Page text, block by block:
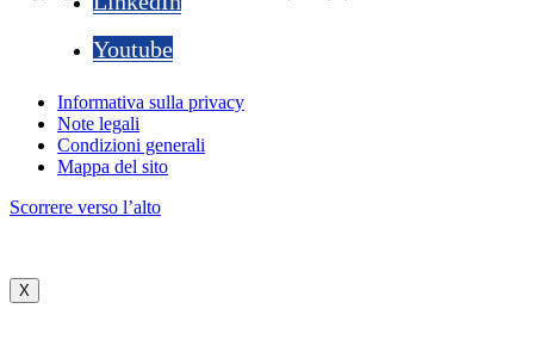
Youtube
Informativa sulla privacy
Note legali
Condizioni generali
Mappa del sito
Scorrere verso l’alto
X